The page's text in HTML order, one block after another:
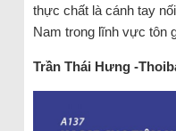
thực chất là cánh tay
Nam trong lĩnh vực tôn
Trần Thái Hưng -